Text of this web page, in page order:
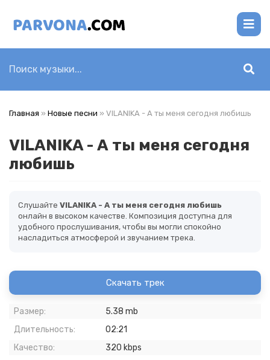
Главная » Новые песни » VILANIKA - А ты меня сегодня любишь
VILANIKA - А ты меня сегодня
любишь
Слушайте VILANIKA - А ты меня сегодня любишь
онлайн в высоком качестве. Композиция доступна для
удобного прослушивания, чтобы вы могли спокойно
насладиться атмосферой и звучанием трека.
Скачать трек
Размер:
5.38 mb
Длительность:
02:21
Качество:
320 kbps